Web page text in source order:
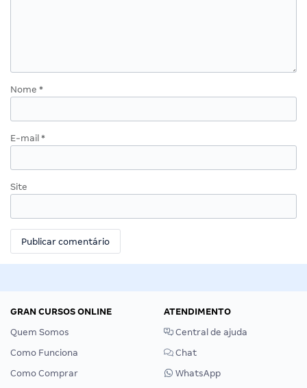
Nome *
E-mail *
Site
GRAN CURSOS ONLINE
Quem Somos
Como Funciona
Como Comprar
ATENDIMENTO
Central de ajuda
Chat
WhatsApp